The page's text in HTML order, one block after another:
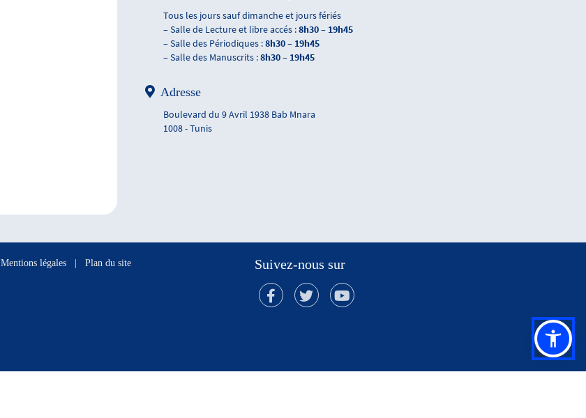
Tous les jours sauf dimanche et jours fériés
– Salle de Lecture et libre accés :8h30 – 19h45
– Salle des Périodiques :8h30 – 19h45
– Salle des Manuscrits :8h30 – 19h45
Adresse
Boulevard du 9 Avril 1938 Bab Mnara
1008 - Tunis
Mentions légales Plan du site Suivez-nous sur